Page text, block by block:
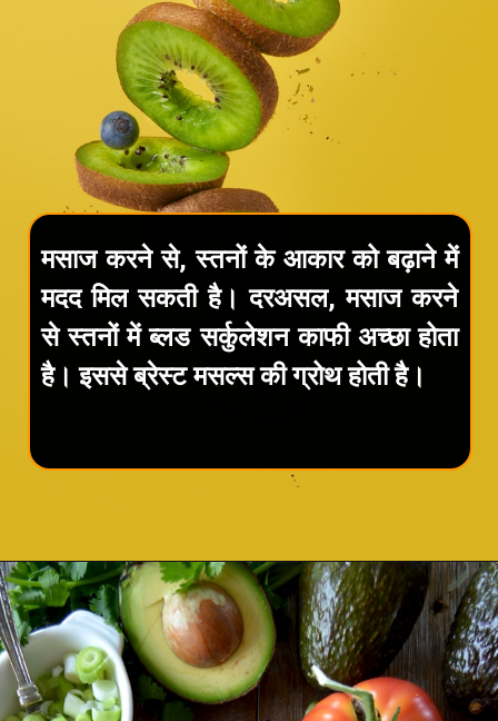
मसाज करने से, स्तनों के आकार को बढ़ाने में
मदद मिल सकती है। दरअसल, मसाज करने
से स्तनों में ब्लड सर्कुलेशन काफी अच्छा होता
है। इससे ब्रेस्ट मसल्स की ग्रोथ होती है।